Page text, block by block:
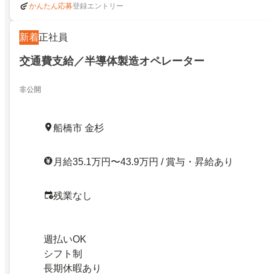
かんたん応募登録エントリー
新着正社員
交通費支給／半導体製造オペレーター
非公開
船橋市 金杉
月給35.1万円〜43.9万円 / 賞与・昇給あり
残業なし
週払いOK
シフト制
長期休暇あり